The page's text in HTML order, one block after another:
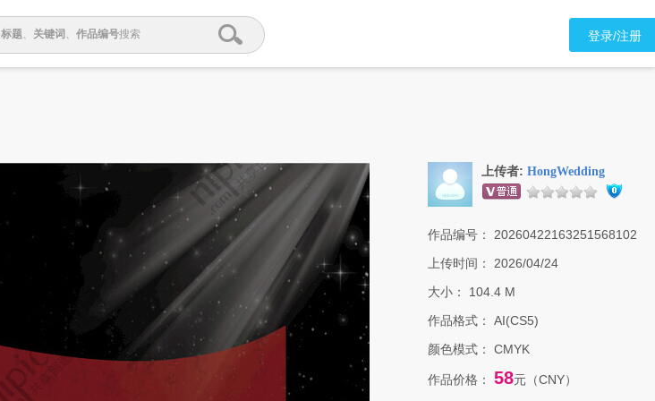
标题、 关键词 、 作品编号搜索 登录/注册
上传者: HongWedding
作品编号：
20260422163251568102
上传时间：
2026/04/24
大小：
104.4 M
作品格式：
AI(CS5)
颜色模式：
CMYK
作品价格： 58元（CNY）